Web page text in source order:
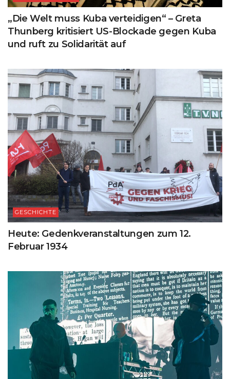
„Die Welt muss Kuba verteidigen“ – Greta
Thunberg kritisiert US-Blockade gegen Kuba
und ruft zu Solidarität auf
GESCHICHTE
Heute: Gedenkveranstaltungen zum 12.
Februar 1934